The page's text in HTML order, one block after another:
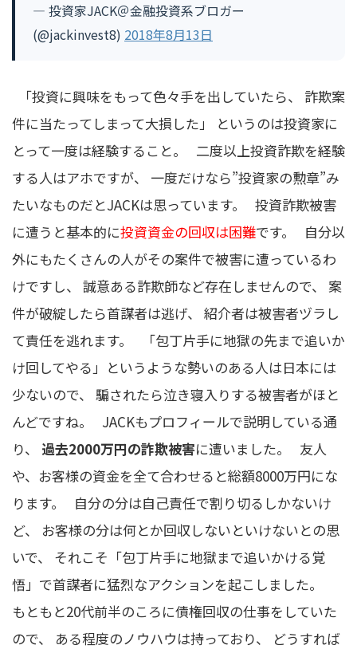
— 投資家JACK＠金融投資系ブロガー
(@jackinvest8) 2018年8月13日
「投資に興味をもって色々手を出していたら、 詐欺案
件に当たってしまって大損した」 というのは投資家に
とって一度は経験すること。 二度以上投資詐欺を経験
する人はアホですが、 一度だけなら”投資家の勲章”み
たいなものだとJACKは思っています。 投資詐欺被害
に遭うと基本的に投資資金の回収は困難です。 自分以
外にもたくさんの人がその案件で被害に遭っているわ
けですし、 誠意ある詐欺師など存在しませんので、 案
件が破綻したら首謀者は逃げ、 紹介者は被害者ヅラし
て責任を逃れます。 「包丁片手に地獄の先まで追いか
け回してやる」というような勢いのある人は日本には
少ないので、 騙されたら泣き寝入りする被害者がほと
んどですね。 JACKもプロフィールで説明している通
り、 過去2000万円の詐欺被害に遭いました。 友人
や、お客様の資金を全て合わせると総額8000万円にな
ります。 自分の分は自己責任で割り切るしかないけ
ど、 お客様の分は何とか回収しないといけないとの思
いで、 それこそ「包丁片手に地獄まで追いかける覚
悟」で首謀者に猛烈なアクションを起こしました。
もともと20代前半のころに債権回収の仕事をしていた
ので、 ある程度のノウハウは持っており、 どうすれば